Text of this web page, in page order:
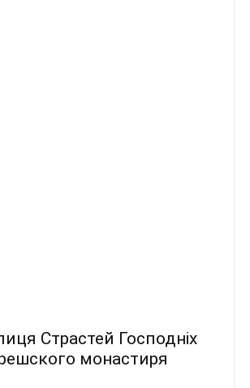
Страстей Господніх
монастиря